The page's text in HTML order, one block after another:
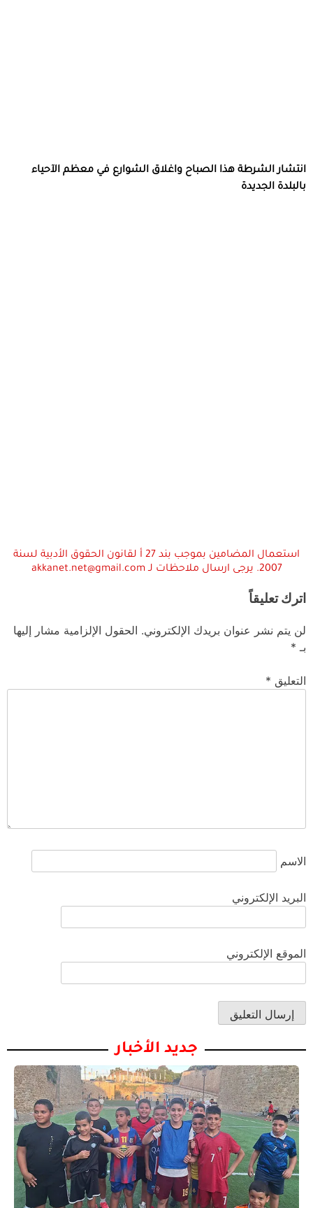
انتشار الشرطة هذا الصباح واغلاق الشوارع في معظم الآحياء
بالبلدة الجديدة
استعمال المضامين بموجب بند 27 أ لقانون الحقوق الأدبية لسنة
2007. يرجى ارسال ملاحظات لـ akkanet.net@gmail.com
اترك تعليقاً
لن يتم نشر عنوان بريدك الإلكتروني. الحقول الإلزامية مشار إليها
بـ *
التعليق *
الاسم
البريد الإلكتروني
الموقع الإلكتروني
جديد الأخبار